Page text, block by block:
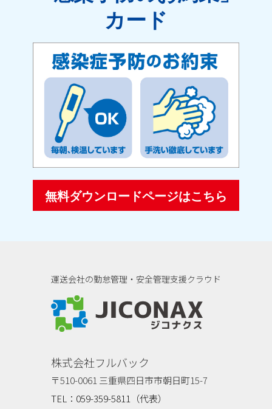
カード
無料ダウンロードページはこちら
運送会社の勤怠管理・安全管理支援クラウド
株式会社フルバック
〒510-0061 三重県四日市市朝日町15-7
TEL：059-359-5811（代表）